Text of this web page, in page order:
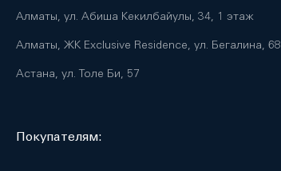
Алматы, ул. Абиша Кекилбайулы, 34, 1 этаж
Алматы, ЖК Exclusive Residence, ул. Бегалина, 68
Астана, ул. Толе Би, 57
Покупателям: